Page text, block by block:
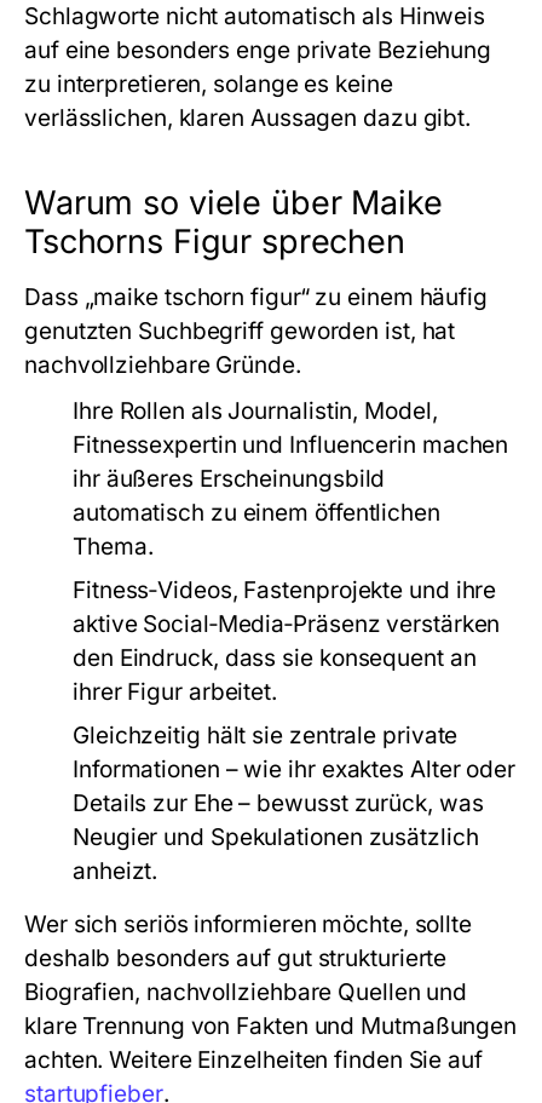
Schlagworte nicht automatisch als Hinweis
auf eine besonders enge private Beziehung
zu interpretieren, solange es keine
verlässlichen, klaren Aussagen dazu gibt.
Warum so viele über Maike
Tschorns Figur sprechen
Dass „maike tschorn figur“ zu einem häufig
genutzten Suchbegriff geworden ist, hat
nachvollziehbare Gründe.
Ihre Rollen als Journalistin, Model,
Fitnessexpertin und Influencerin machen
ihr äußeres Erscheinungsbild
automatisch zu einem öffentlichen
Thema.
Fitness‑Videos, Fastenprojekte und ihre
aktive Social‑Media‑Präsenz verstärken
den Eindruck, dass sie konsequent an
ihrer Figur arbeitet.
Gleichzeitig hält sie zentrale private
Informationen – wie ihr exaktes Alter oder
Details zur Ehe – bewusst zurück, was
Neugier und Spekulationen zusätzlich
anheizt.
Wer sich seriös informieren möchte, sollte
deshalb besonders auf gut strukturierte
Biografien, nachvollziehbare Quellen und
klare Trennung von Fakten und Mutmaßungen
achten. Weitere Einzelheiten finden Sie auf
startupfieber.